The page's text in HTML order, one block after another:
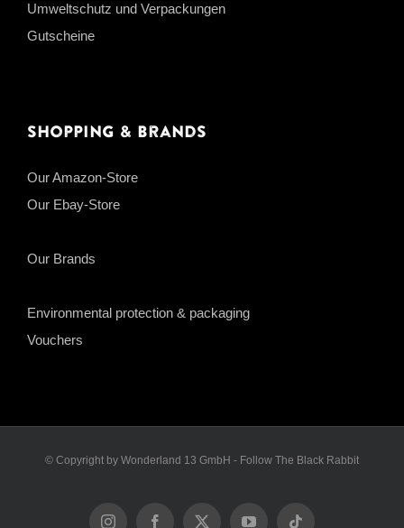
Umweltschutz und Verpackungen
Gutscheine
Shopping & Brands
Our Amazon-Store
Our Ebay-Store
Our Brands
Environmental protection & packaging
Vouchers
© Copyright by Wonderland 13 GmbH - Follow The Black Rabbit